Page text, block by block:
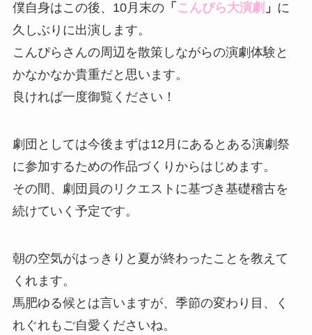
僕自身はこの後、10月末の「 こんぴら大演劇 」 に
久しぶりに出演します。
こんぴらさんの周辺を散策しながらの演劇体験と
かなかなか貴重だと思います。
良ければ一度御覧ください！
劇団としては今後まずは12月にあるとある演劇祭
に参加するための作品づくりからはじめます。
その間、劇団員のリクエストに基づき基礎稽古を
続けていく予定です。
朝の空気がはっきりと夏が終わったことを教えて
くれます。
馬肥ゆる候とは言いますが、季節の変わり目、く
れぐれもご自愛くださいね。